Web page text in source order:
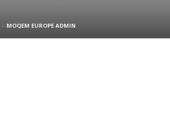
MOQEM EUROPE ADMIN
-